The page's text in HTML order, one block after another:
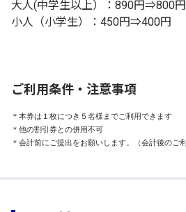
大人(中学生以上）：890円⇒800円
小人（小学生）：450円⇒400円
ご利用条件・注意事項
＊本券は１枚につき５名様までご利用できます
＊他の割引券との併用不可
＊会計前にご提出をお願いします。（会計後のご利